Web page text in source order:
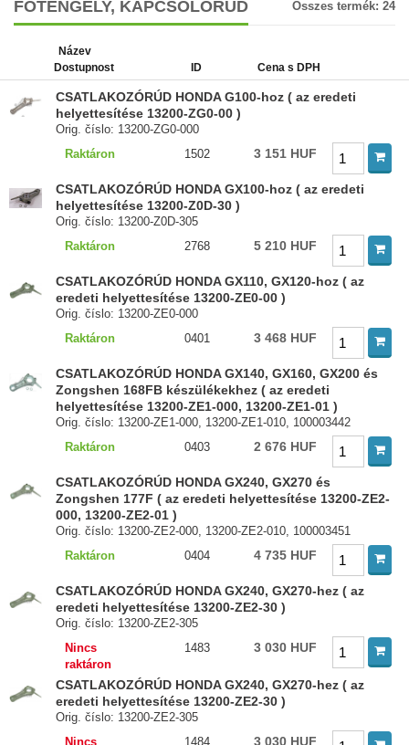
FŐTENGELY, KAPCSOLÓRÚD Összes termék: 24
Název
Dostupnost
ID Cena s DPH
CSATLAKOZÓRÚD HONDA G100-hoz ( az eredeti
helyettesítése 13200-ZG0-00 )
Orig. číslo: 13200-ZG0-000
Raktáron
1502 3 151 HUF
CSATLAKOZÓRÚD HONDA GX100-hoz ( az eredeti
helyettesítése 13200-Z0D-30 )
Orig. číslo: 13200-Z0D-305
Raktáron
2768 5 210 HUF
CSATLAKOZÓRÚD HONDA GX110, GX120-hoz ( az
eredeti helyettesítése 13200-ZE0-00 )
Orig. číslo: 13200-ZE0-000
Raktáron
0401 3 468 HUF
CSATLAKOZÓRÚD HONDA GX140, GX160, GX200 és
Zongshen 168FB készülékekhez ( az eredeti
helyettesítése 13200-ZE1-000, 13200-ZE1-01 )
Orig. číslo: 13200-ZE1-000, 13200-ZE1-010, 100003442
Raktáron
0403 2 676 HUF
CSATLAKOZÓRÚD HONDA GX240, GX270 és
Zongshen 177F ( az eredeti helyettesítése 13200-ZE2-
000, 13200-ZE2-01 )
Orig. číslo: 13200-ZE2-000, 13200-ZE2-010, 100003451
Raktáron
0404 4 735 HUF
CSATLAKOZÓRÚD HONDA GX240, GX270-hez ( az
eredeti helyettesítése 13200-ZE2-30 )
Orig. číslo: 13200-ZE2-305
Nincs
raktáron
1483 3 030 HUF
CSATLAKOZÓRÚD HONDA GX240, GX270-hez ( az
eredeti helyettesítése 13200-ZE2-30 )
Orig. číslo: 13200-ZE2-305
Nincs
1484 3 030 HUF